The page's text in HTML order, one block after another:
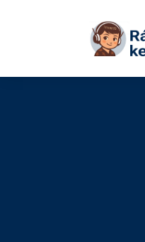
Tovább a tartalomhoz